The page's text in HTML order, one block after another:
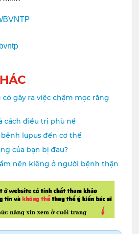
BVNTP
gây ra việc chậm mọc răng
cách điều trị phù nề
lupus đến cơ thể
của bạn bị đau?
nên kiêng ở người bệnh thận